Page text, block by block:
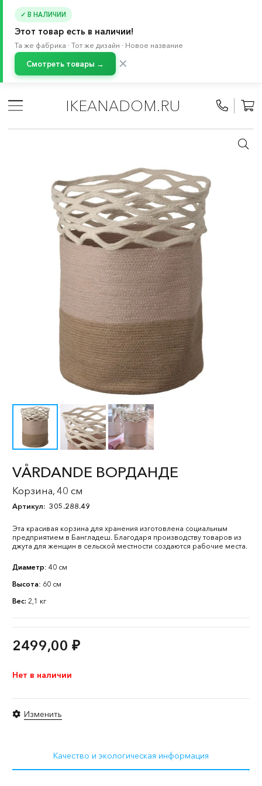
✓ В НАЛИЧИИ
Этот товар есть в наличии!
Та же фабрика · Тот же дизайн · Новое название
Смотреть товары → ✕
IKEANADOM.RU
Коробки и корзины
Корзины
VÅRDANDE ВОРДАНДЕ
Корзина, 40 см
Артикул: 305.288.49
Эта красивая корзина для хранения изготовлена социальным
предприятием в Бангладеш. Благодаря производству товаров из
джута для женщин в сельской местности создаются рабочие места.
Диаметр: 40 см
Высота: 60 см
Вес: 2,1 кг
2499,00 ₽
Нет в наличии
Изменить
Качество и экологическая информация